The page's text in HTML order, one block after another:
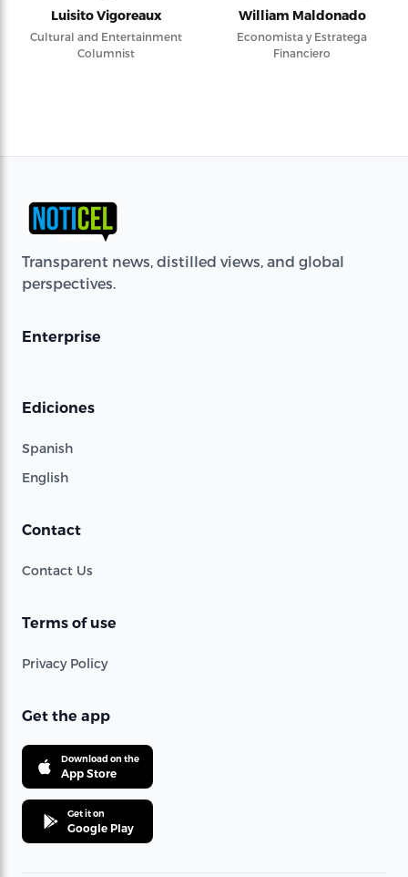
Luisito Vigoreaux
Cultural and Entertainment
Columnist
William Maldonado
Economista y Estratega
Financiero
Transparent news, distilled views, and global
perspectives.
Enterprise
Ediciones
Spanish
English
Contact
Contact Us
Terms of use
Privacy Policy
Get the app
Download on the
App Store
Get it on
Google Play